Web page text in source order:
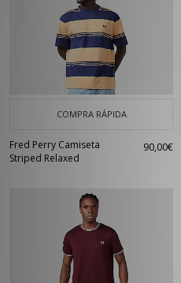
COMPRA RÁPIDA
Fred Perry Camiseta
Striped Relaxed
90,00€